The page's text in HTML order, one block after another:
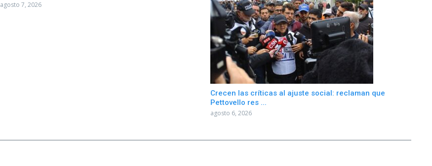
agosto 7, 2026
Crecen las críticas al ajuste social: reclaman que
Pettovello res ...
agosto 6, 2026